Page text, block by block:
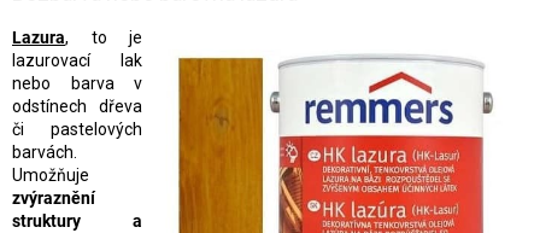
Lazura, to je
lazurovací lak
nebo barva v
odstínech dřeva
či pastelových
barvách.
Umožňuje
zvýraznění
struktury a